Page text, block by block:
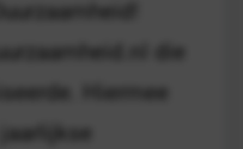
die
Hiermee